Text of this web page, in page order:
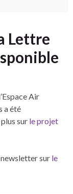
Lettre
Air
a été
sur le projet
sur le